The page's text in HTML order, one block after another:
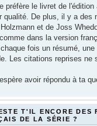
préfère le livret de
qualité. De plus, il y a des
et de Joss
dans la version
fois un résumé,
Les citations reprises
avoir répondu à ta
T'IL ENCORE DES
DE LA SÉRIE ?